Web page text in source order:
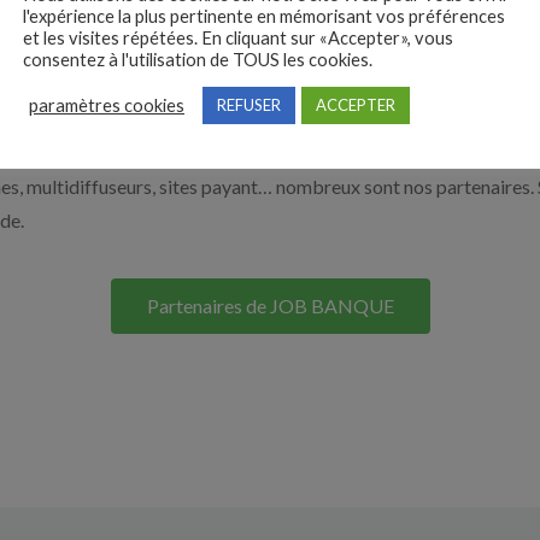
site. Découvrez nos solutions pour vous aider à recruter en
Nos solutions entreprises
multidiffuseurs, sites payant… nombreux sont nos partenaires.
Partenaires de JOB BANQUE
l'expérience la plus pertinente en mémorisant vos préférences
et les visites répétées. En cliquant sur «Accepter», vous
consentez à l'utilisation de TOUS les cookies.
paramètres cookies REFUSER ACCEPTER